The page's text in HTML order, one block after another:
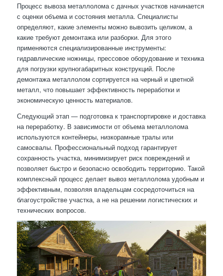
Процесс вывоза металлолома с дачных участков начинается
с оценки объема и состояния металла. Специалисты
определяют, какие элементы можно вывозить целиком, а
какие требуют демонтажа или разборки. Для этого
применяются специализированные инструменты:
гидравлические ножницы, прессовое оборудование и техника
для погрузки крупногабаритных конструкций. После
демонтажа металлолом сортируется на черный и цветной
металл, что повышает эффективность переработки и
экономическую ценность материалов.
Следующий этап — подготовка к транспортировке и доставка
на переработку. В зависимости от объема металлолома
используются контейнеры, низкорамные тралы или
самосвалы. Профессиональный подход гарантирует
сохранность участка, минимизирует риск повреждений и
позволяет быстро и безопасно освободить территорию. Такой
комплексный процесс делает вывоз металлолома удобным и
эффективным, позволяя владельцам сосредоточиться на
благоустройстве участка, а не на решении логистических и
технических вопросов.